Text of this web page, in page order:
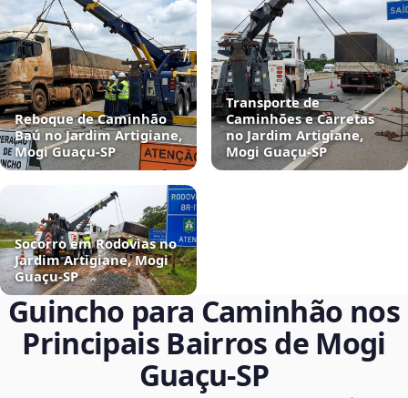
Reboque de Caminhão
Baú no Jardim Artigiane,
Mogi Guaçu‑SP
Transporte de
Caminhões e Carretas
no Jardim Artigiane,
Mogi Guaçu‑SP
Socorro em Rodovias no
Jardim Artigiane, Mogi
Guaçu‑SP
Guincho para Caminhão nos
Principais Bairros de Mogi
Guaçu‑SP